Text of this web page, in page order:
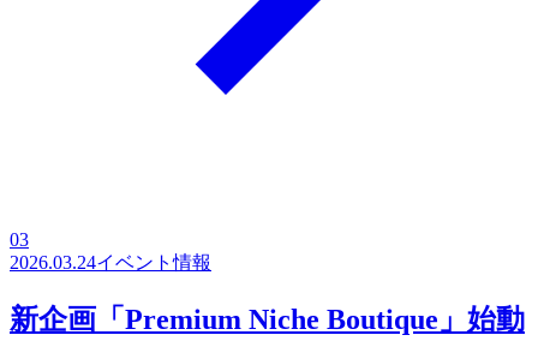
03
2026.03.24イベント情報
新企画「Premium Niche Boutique」始動